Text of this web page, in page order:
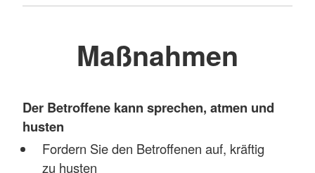
Maßnahmen
Der Betroffene kann sprechen, atmen und
husten
Fordern Sie den Betroffenen auf, kräftig
zu husten